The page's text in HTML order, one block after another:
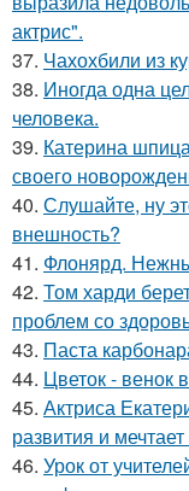
актрис".
37. Чахохбили из
38. Иногда одна
человека.
39. Катерина
своего
40. Слушайте, ну
внешность?
41. Флонярд.
42. Том харди
проблем со
43. Паста
44. Цветок - венок
45. Актриса
развития и
46. Урок от